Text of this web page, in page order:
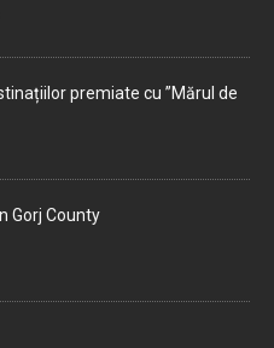
premiate cu ”Mărul de
Gorj County